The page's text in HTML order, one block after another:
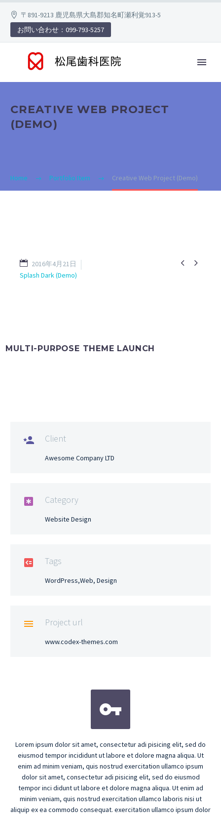
〒891-9213 鹿児島県大島郡知名町瀬利覚913-5
お問い合わせ：099-793-5257
CREATIVE WEB PROJECT
(DEMO)
Home Portfolio Item Creative Web Project (Demo)
 
2016年4月21日
Splash Dark (Demo)
MULTI-PURPOSE THEME LAUNCH
 Client
Awesome Company LTD
 Category
Website Design
 Tags
WordPress,Web, Design
 Project url
www.codex-themes.com


Lorem ipsum dolor sit amet, consectetur adi pisicing elit, sed do
eiusmod tempor incididunt ut labore et dolore magna aliqua. Ut
enim ad minim veniam, quis nostrud exercitation ullamco ipsum
dolor sit amet, consectetur adi pisicing elit, sed do eiusmod
tempor inci didunt ut labore et dolore magna aliqua. Ut enim ad
minim veniam, quis nostrud exercitation ullamco laboris nisi ut
aliquip ex ea commodo consequat. exercitation ullamco ipsum dolor